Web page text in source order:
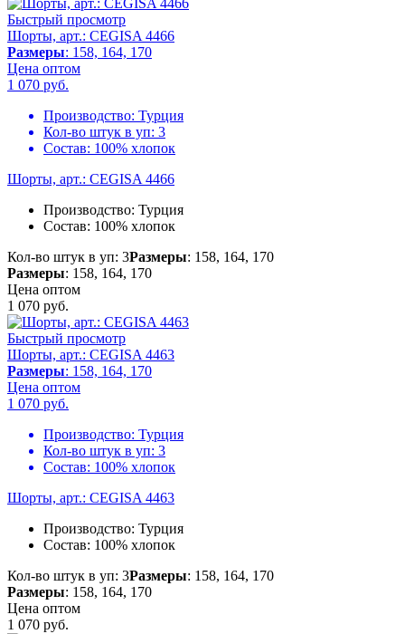
Быстрый просмотр
Шорты, арт.: CEGISA 4466
Размеры: 158, 164, 170
Цена оптом
1 070 руб.
Производство: Турция
Кол-во штук в уп: 3
Состав: 100% хлопок
Шорты, арт.: CEGISA 4466
Производство: Турция
Состав: 100% хлопок
Кол-во штук в уп: 3Размеры: 158, 164, 170
Размеры: 158, 164, 170
Цена оптом
1 070 руб.
Быстрый просмотр
Шорты, арт.: CEGISA 4463
Размеры: 158, 164, 170
Цена оптом
1 070 руб.
Производство: Турция
Кол-во штук в уп: 3
Состав: 100% хлопок
Шорты, арт.: CEGISA 4463
Производство: Турция
Состав: 100% хлопок
Кол-во штук в уп: 3Размеры: 158, 164, 170
Размеры: 158, 164, 170
Цена оптом
1 070 руб.